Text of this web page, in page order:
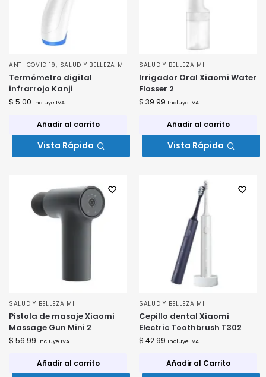
ANTI COVID 19, SALUD Y BELLEZA MI
Termómetro digital
infrarrojo Kanji
$ 5.00 Incluye IVA
Añadir al carrito
Vista Rápida
SALUD Y BELLEZA MI
Irrigador Oral Xiaomi Water
Flosser 2
$ 39.99 Incluye IVA
Añadir al carrito
Vista Rápida
SALUD Y BELLEZA MI
Pistola de masaje Xiaomi
Massage Gun Mini 2
$ 56.99 Incluye IVA
Añadir al carrito
SALUD Y BELLEZA MI
Cepillo dental Xiaomi
Electric Toothbrush T302
$ 42.99 Incluye IVA
Añadir al Carrito